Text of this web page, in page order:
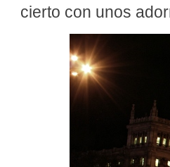
cierto con unos